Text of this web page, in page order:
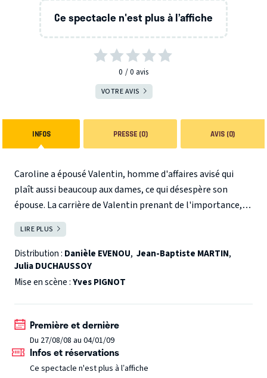
Ce spectacle n'est plus à l’affiche
0 0 avis
VOTRE AVIS
INFOS PRESSE (0) AVIS (0)
Caroline a épousé Valentin, homme d'affaires avisé qui
plaît aussi beaucoup aux dames, ce qui désespère son
épouse. La carrière de Valentin prenant de l'importance, le
couple a décidé de s'attacher les services d'une
gouvernante. Ainsi débarque Josépha, femme enjouée, à la
cinquantaine avenante. Elle n'est pas venue dans cette
maison par hasard. En fait de vacances, Josépha a rendez-
vous avec son passé. L'inoubliable "Marie-Pervenche"
Pervenche" trouve un rôle à sa mesure dans une comédie
tout en nuance à la fois drôle et sensible.
LIRE PLUS
Distribution : Danièle EVENOU, Jean-Baptiste MARTIN,
Julia DUCHAUSSOY
Mise en scène :Yves PIGNOT
Première et dernière
Du 27/08/08 au 04/01/09
Infos et réservations
Ce spectacle n'est plus à l’affiche